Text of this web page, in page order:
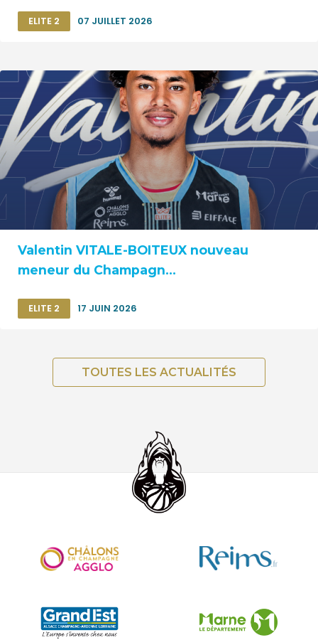
ELITE 2 07 JUILLET 2026
Valentin VITALE-BOITEUX nouveau
meneur du Champagn...
ELITE 2 17 JUIN 2026
TOUTES LES ACTUALITÉS